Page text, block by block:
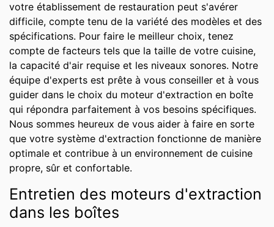
votre établissement de restauration peut s'avérer
difficile, compte tenu de la variété des modèles et des
spécifications. Pour faire le meilleur choix, tenez
compte de facteurs tels que la taille de votre cuisine,
la capacité d'air requise et les niveaux sonores. Notre
équipe d'experts est prête à vous conseiller et à vous
guider dans le choix du moteur d'extraction en boîte
qui répondra parfaitement à vos besoins spécifiques.
Nous sommes heureux de vous aider à faire en sorte
que votre système d'extraction fonctionne de manière
optimale et contribue à un environnement de cuisine
propre, sûr et confortable.
Entretien des moteurs d'extraction
dans les boîtes